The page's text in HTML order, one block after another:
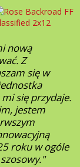
nową
Z
się w
się przydaje.
jestem
roku w ogóle